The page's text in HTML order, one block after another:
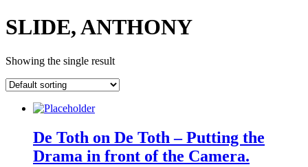
SLIDE, ANTHONY
Showing the single result
De Toth on De Toth – Putting the
Drama in front of the Camera.